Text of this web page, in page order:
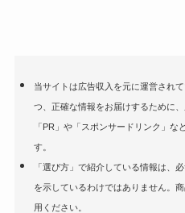
当サイトは広告収入を元に運営され
つ、正確な情報をお届けするために
「PR」や「スポンサードリンク」な
す。
「選び方」で紹介している情報は、
を示しているわけではありません。
用ください。